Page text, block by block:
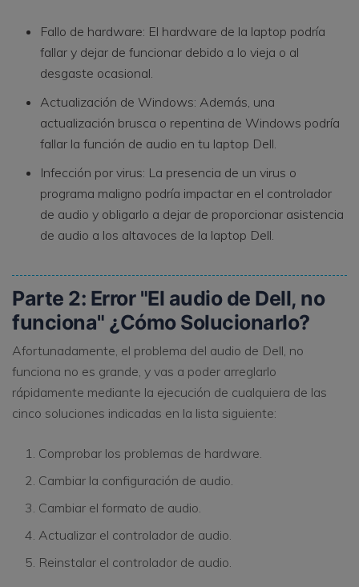
Fallo de hardware: El hardware de la laptop podría
fallar y dejar de funcionar debido a lo vieja o al
desgaste ocasional.
Actualización de Windows: Además, una
actualización brusca o repentina de Windows podría
fallar la función de audio en tu laptop Dell.
Infección por virus: La presencia de un virus o
programa maligno podría impactar en el controlador
de audio y obligarlo a dejar de proporcionar asistencia
de audio a los altavoces de la laptop Dell.
Parte 2: Error "El audio de Dell, no
funciona" ¿Cómo Solucionarlo?
Afortunadamente, el problema del audio de Dell, no
funciona no es grande, y vas a poder arreglarlo
rápidamente mediante la ejecución de cualquiera de las
cinco soluciones indicadas en la lista siguiente:
Comprobar los problemas de hardware.
Cambiar la configuración de audio.
Cambiar el formato de audio.
Actualizar el controlador de audio.
Reinstalar el controlador de audio.